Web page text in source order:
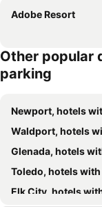
Adobe Resort
Other popular
parking
Newport, hotels
Waldport, hotels
Glenada, hotels
Toledo, hotels
Elk City, hotels